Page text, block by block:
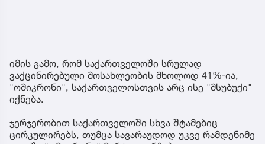
იმის გამო, რომ საქართველოში სრულად
ვაქცინირებული მოსახლეობის მხოლოდ 41%-ია,
"ომიკრონი", საქართველოსთვის არც ისე "მსუბუქი"
იქნება.
ჯერჯერობით საქართველოში სხვა შტამებიც
ცირკულირებს, თუმცა სავარაუდოდ უკვე რამდენიმე